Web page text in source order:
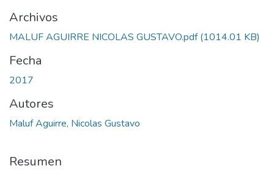
Archivos
MALUF AGUIRRE NICOLAS GUSTAVO.pdf(1014.01 KB)
Fecha
2017
Autores
Maluf Aguirre, Nicolas Gustavo
Resumen